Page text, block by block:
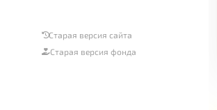
Старая версия сайта
Старая версия фонда